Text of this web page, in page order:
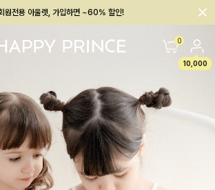
원전용 아울렛, 가입하면 ~60% 할인!
0
10,000